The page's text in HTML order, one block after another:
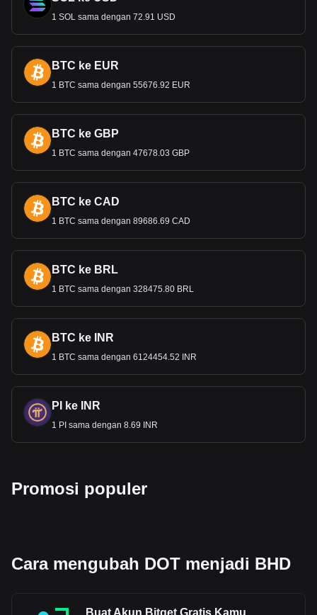
Kekuatan Dinar adalah cerminan dari stabilitas ekonomi
ra dan kebijakan moneter yang efektif.
Data pertukaran kripto ke fiat Bitget menunjukkan
bahwa pasangan perdagangan Polkadot yang paling
populer adalah DOT ke BHD, dengan kode Polkadot
BHD.
1 SOL sama dengan 72.91 USD
BTC ke EUR
1 BTC sama dengan 55676.92 EUR
BTC ke GBP
1 BTC sama dengan 47678.03 GBP
BTC ke CAD
1 BTC sama dengan 89686.69 CAD
BTC ke BRL
1 BTC sama dengan 328475.80 BRL
BTC ke INR
1 BTC sama dengan 6124454.52 INR
PI ke INR
1 PI sama dengan 8.69 INR
Promosi populer
Cara mengubah DOT menjadi BHD
Buat Akun Bitget Gratis Kamu